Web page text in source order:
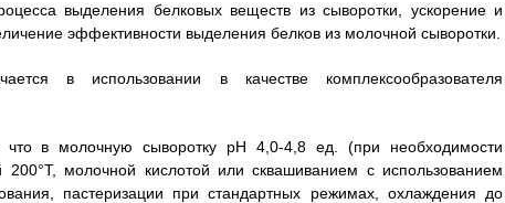
выделения белковых веществ из сыворотки, ускорение и
эффективности выделения белков из молочной сыворотки.
в использовании в качестве комплексообразователя
что в молочную сыворотку рН 4,0-4,8 ед. (при необходимости
200°Т, молочной кислотой или сквашиванием с использованием
пастеризации при стандартных режимах, охлаждения до